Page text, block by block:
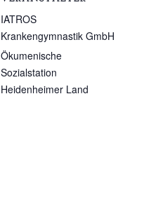
IATROS
Krankengymnastik GmbH
Ökumenische
Sozialstation
Heidenheimer Land